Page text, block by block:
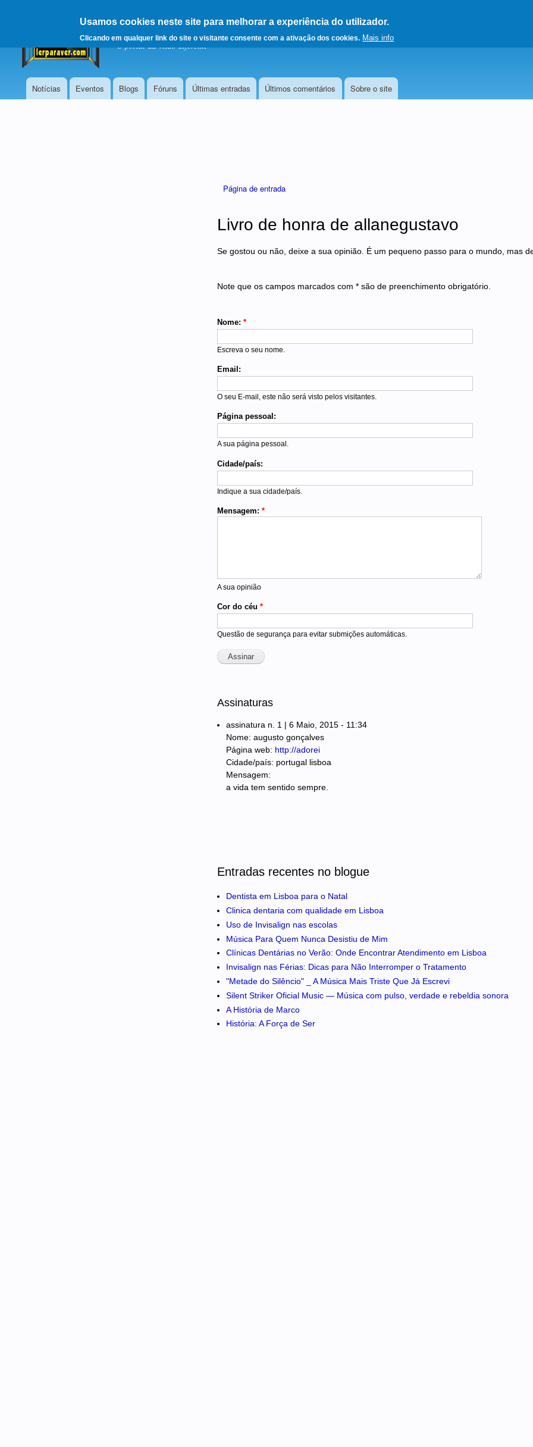
Usamos cookies neste site para melhorar a experiência do utilizador.
Clicando em qualquer link do site o visitante consente com a ativação dos cookies. Mais info
LERPARAVER, ir para a página principal
O portal da visão diferente
Menu principal
Notícias Eventos Blogs Fóruns Últimas entradas Últimos comentários Sobre o site
Página de entrada
Livro de honra de allanegustavo
Se gostou ou não, deixe a sua opinião. É um pequeno passo para o mundo, mas
Note que os campos marcados com * são de preenchimento obrigatório.
Nome: *
Escreva o seu nome.
Email:
O seu E-mail, este não será visto pelos visitantes.
Página pessoal:
A sua página pessoal.
Cidade/país:
Indique a sua cidade/país.
Mensagem: *
A sua opinião
Cor do céu *
Questão de segurança para evitar submições automáticas.
Assinaturas
assinatura n. 1 | 6 Maio, 2015 - 11:34
Nome: augusto gonçalves
Página web: http://adorei
Cidade/país: portugal lisboa
Mensagem:
a vida tem sentido sempre.
Entradas recentes no blogue
Dentista em Lisboa para o Natal
Clinica dentaria com qualidade em Lisboa
Uso de Invisalign nas escolas
Música Para Quem Nunca Desistiu de Mim
Clínicas Dentárias no Verão: Onde Encontrar Atendimento em Lisboa
Invisalign nas Férias: Dicas para Não Interromper o Tratamento
"Metade do Silêncio" _ A Música Mais Triste Que Já Escrevi
Silent Striker Oficial Music — Música com pulso, verdade e rebeldia sonora
A História de Marco
História: A Força de Ser